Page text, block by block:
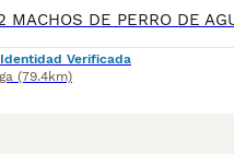
Identidad Verificada
(79.4km)